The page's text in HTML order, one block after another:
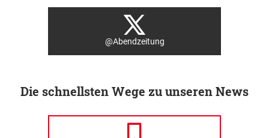
@Abendzeitung
Die schnellsten Wege zu unseren News